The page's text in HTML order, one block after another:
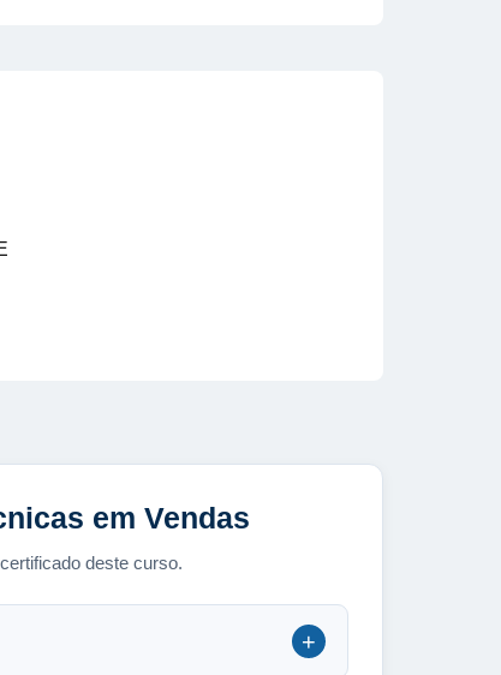
em Vendas
deste curso.
+